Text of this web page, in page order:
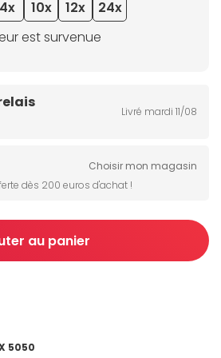
4x 10x 12x
24x
est survenue
Livré mardi 11/08
Choisir mon magasin
dès 200 euros d'achat !
au panier
5050